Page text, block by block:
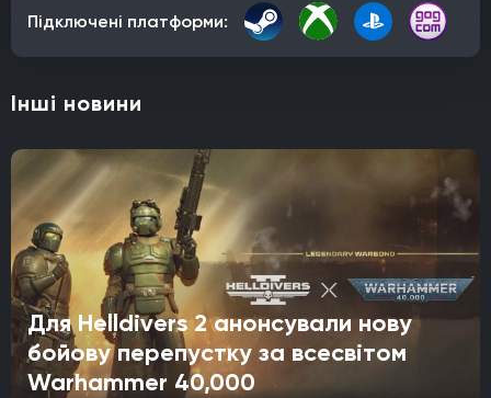
Підключені платформи:
Інші новини
Для Helldivers 2 анонсували нову
бойову перепустку за всесвітом
Warhammer 40,000